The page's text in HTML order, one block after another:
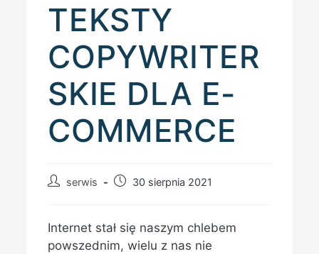
TEKSTY
COPYWRITER
SKIE DLA E-
COMMERCE
Postserwis
Post30 sierpnia 2021
Internet stał się naszym chlebem
powszednim, wielu z nas nie